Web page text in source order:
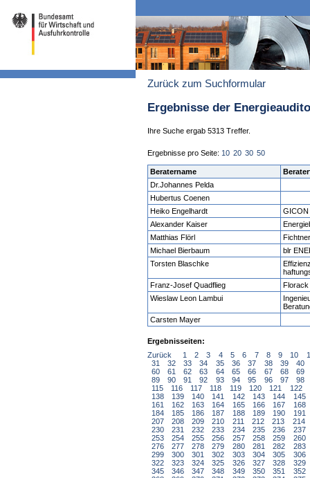
Zurück zum Suchformular
Ergebnisse der
Ihre Suche ergab 5313 Treffer.
Ergebnisse pro Seite: 10 20 30 50
Beratername
Dr.Johannes Pelda
Hubertus Coenen
Heiko Engelhardt
GICON
Alexander Kaiser
Matthias Flörl
Michael Bierbaum
blr
Torsten Blaschke
Franz-Josef Quadflieg
Wieslaw Leon Lambui
Carsten Mayer
Ergebnisseiten:
Zurück
1 2 3 4 5 6 7 8 9 10
31
32 33 34 35 36 37 38 39
40
60
61 62 63 64 65 66 67 68
69
89
90 91 92 93 94 95 96 97
98
115
116 117 118 119 120 121 122
138
139 140 141 142 143 144
145
161
162 163 164 165 166 167
168
184
185 186 187 188 189 190
191
207
208 209 210 211 212 213
214
230
231 232 233 234 235 236
237
253
254 255 256 257 258 259
260
276
277 278 279 280 281 282
283
299
300 301 302 303 304 305
306
322
323 324 325 326 327 328
329
345
346 347 348 349 350 351
352